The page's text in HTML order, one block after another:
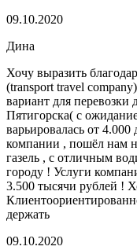
09.10.2020
Дина
Хочу выразить
(transport travel
вариант для
Пятигорска( с
варьировалась от
компании , пошёл нам
газель , с отличным
городу ! Услуги
3.500 тысячи рублей !
держать
09.10.2020